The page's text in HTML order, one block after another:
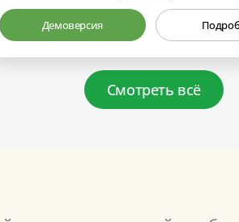
Демоверсия
Смотреть всё